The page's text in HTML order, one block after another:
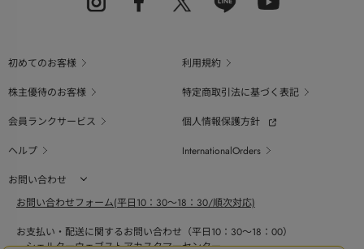
初めてのお客様
利用規約
株主優待のお客様
特定商取引法に基づく表記
会員ランクサービス
個人情報保護方針
ヘルプ
InternationalOrders
お問い合わせ
お問い合わせフォーム(平日10：30～18：30/順次対応)
お支払い・配送に関するお問い合わせ（平日10：30～18：00）